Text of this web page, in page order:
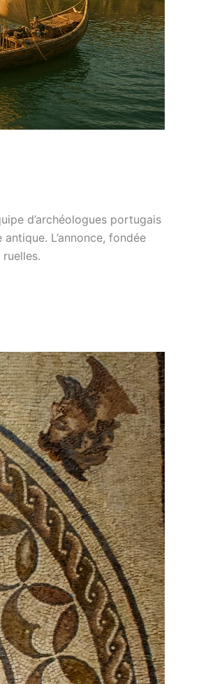
d’archéologues portugais
L’annonce, fondée